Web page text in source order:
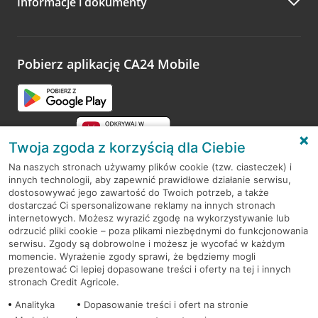
Zachęcamy do podzielenia się z nami opinią o wizycie.
opinie.
Pobierz aplikację CA24 Mobile
RODO
Regulamin serwisu
Mapa serwisu
PolitykaCookies
Twoja zgoda z korzyścią dla Ciebie
Na naszych stronach używamy plików cookie (tzw. ciasteczek) i
innych technologii, aby zapewnić prawidłowe działanie serwisu,
dostosowywać jego zawartość do Twoich potrzeb, a także
dostarczać Ci spersonalizowane reklamy na innych stronach
internetowych. Możesz wyrazić zgodę na wykorzystywanie lub
odrzucić pliki cookie – poza plikami niezbędnymi do funkcjonowania
serwisu. Zgody są dobrowolne i możesz je wycofać w każdym
momencie. Wyrażenie zgody sprawi, że będziemy mogli
prezentować Ci lepiej dopasowane treści i oferty na tej i innych
stronach Credit Agricole.
Analityka
Dopasowanie treści i ofert na stronie